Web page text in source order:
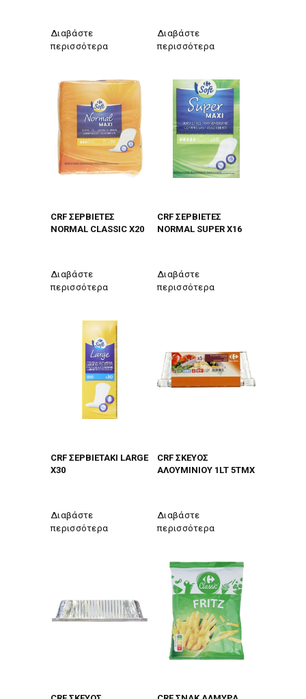
Διαβάστε
περισσότερα
Διαβάστε
περισσότερα
CRF ΣΕΡΒΙΕΤEΣ
NORMAL CLASSIC X20
Διαβάστε
περισσότερα
CRF ΣΕΡΒΙΕΤEΣ
NORMAL SUPER X16
Διαβάστε
περισσότερα
CRF ΣΕΡΒΙΕΤΑΚΙ LARGE
X30
Διαβάστε
περισσότερα
CRF ΣΚΕΥΟΣ
ΑΛΟΥΜΙΝΙΟΥ 1LT 5TMX
Διαβάστε
περισσότερα